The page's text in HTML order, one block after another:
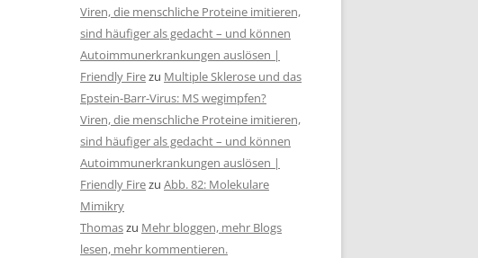
Viren, die menschliche Proteine imitieren,
sind häufiger als gedacht – und können
Autoimmunerkrankungen auslösen |
Friendly Firezu Multiple Sklerose und das
Epstein-Barr-Virus: MS wegimpfen?
Viren, die menschliche Proteine imitieren,
sind häufiger als gedacht – und können
Autoimmunerkrankungen auslösen |
Friendly Firezu Abb. 82: Molekulare
Mimikry
Thomaszu Mehr bloggen, mehr Blogs
lesen, mehr kommentieren.